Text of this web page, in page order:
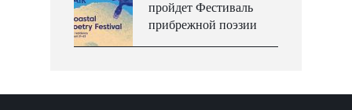
пройдет Фестиваль
прибрежной поэзии